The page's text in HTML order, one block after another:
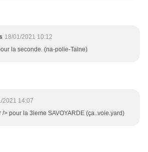
18/01/2021 10:12
la seconde. (na-polie-Taine)
2021 14:07
/> pour la 3ieme SAVOYARDE (ça..voie.yard)